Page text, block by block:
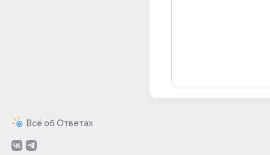
Всё об Ответах